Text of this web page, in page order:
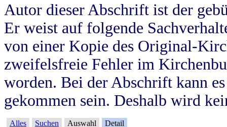
Autor dieser Abschrift ist der
Er weist auf folgende
von einer Kopie des Original-
zweifelsfreie Fehler im
worden. Bei der Abschrift kann
gekommen sein. Deshalb wird
Alles Suchen Auswahl Detail